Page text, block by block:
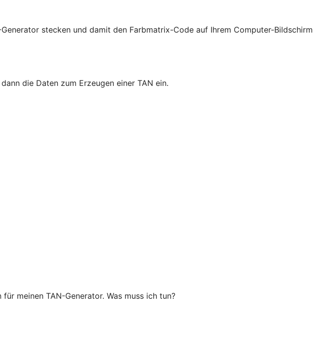
stecken und damit den Farbmatrix-Code auf Ihrem Computer-Bildschirm
die Daten zum Erzeugen einer TAN ein.
meinen TAN-Generator. Was muss ich tun?